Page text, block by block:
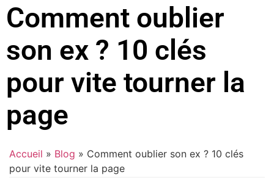
Comment oublier
son ex ? 10 clés
pour vite tourner la
page
Accueil » Blog » Comment oublier son ex ? 10 clés
pour vite tourner la page